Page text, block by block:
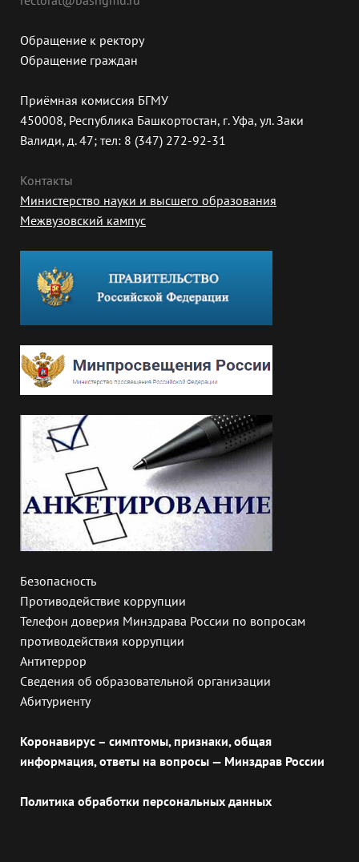
Обращение к ректору
Обращение граждан
Приёмная комиссия БГМУ
450008, Республика Башкортостан, г. Уфа, ул. Заки
Валиди, д. 47; тел: 8 (347) 272-92-31
Контакты
Министерство науки и высшего образования
Межвузовский кампус
Безопасность
Противодействие коррупции
Телефон доверия Минздрава России по вопросам
противодействия коррупции
Антитеррор
Сведения об образовательной организации
Абитуриенту
Коронавирус – симптомы, признаки, общая
информация, ответы на вопросы — Минздрав России
Политика обработки персональных данных